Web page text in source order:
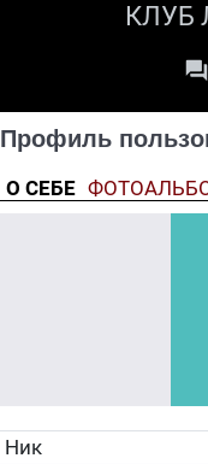
КЛУБ

Профиль
О СЕБЕ
Ник